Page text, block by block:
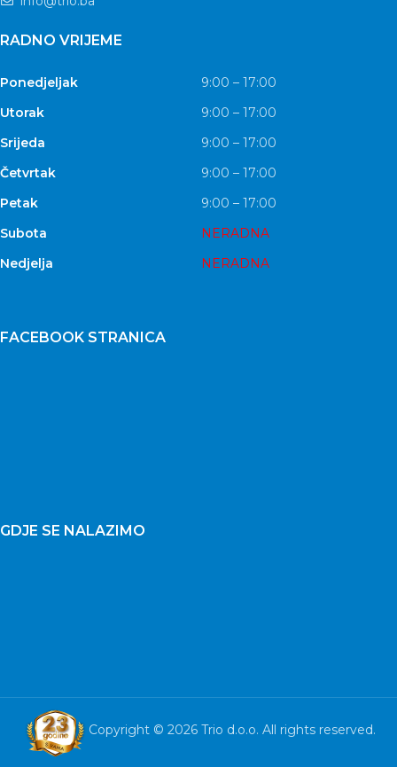
RADNO VRIJEME
Ponedjeljak
9:00 – 17:00
Utorak
9:00 – 17:00
Srijeda
9:00 – 17:00
Četvrtak
9:00 – 17:00
Petak
9:00 – 17:00
Subota
NERADNA
Nedjelja
NERADNA
FACEBOOK STRANICA
GDJE SE NALAZIMO
Copyright © 2026 Trio d.o.o. All rights reserved.